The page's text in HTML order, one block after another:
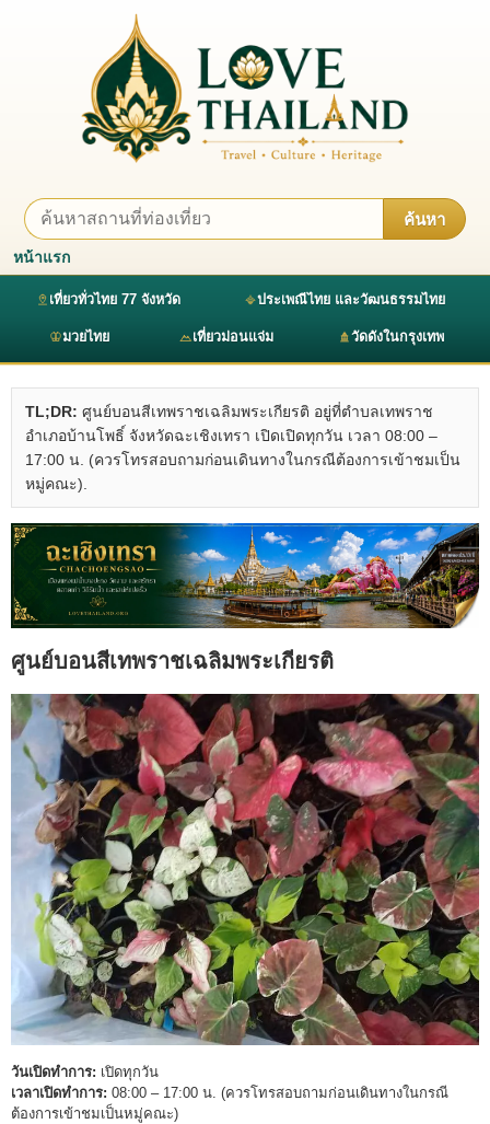
ค้นหา
หน้าแรก
เที่ยวทั่วไทย 77 จังหวัด ประเพณีไทย และวัฒนธรรมไทย
มวยไทย เที่ยวม่อนแจ่ม วัดดังในกรุงเทพ
TL;DR: ศูนย์บอนสีเทพราชเฉลิมพระเกียรติ อยู่ที่ตำบลเทพราช
อำเภอบ้านโพธิ์ จังหวัดฉะเชิงเทรา เปิดเปิดทุกวัน เวลา 08:00 –
17:00 น. (ควรโทรสอบถามก่อนเดินทางในกรณีต้องการเข้าชมเป็น
หมู่คณะ).
ศูนย์บอนสีเทพราชเฉลิมพระเกียรติ
วันเปิดทำการ: เปิดทุกวัน
เวลาเปิดทำการ: 08:00 – 17:00 น. (ควรโทรสอบถามก่อนเดินทางในกรณี
ต้องการเข้าชมเป็นหมู่คณะ)